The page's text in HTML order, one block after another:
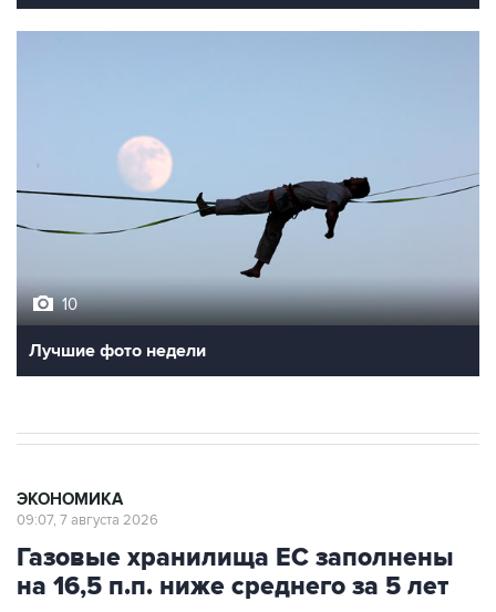
Лучшие фото недели
Газовые хранилища ЕС заполнены
на 16,5 п.п. ниже среднего за 5 лет
Москва. 7 августа. INTERFAX.RU - Запасы газа в